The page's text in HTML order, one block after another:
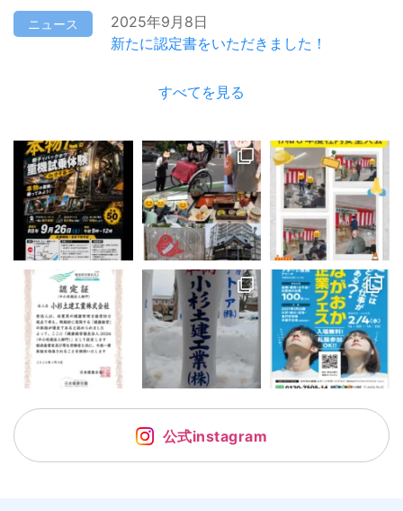
ニュース
2025年9月8日
新たに認定書をいただきました！
すべてを見る
公式instagram